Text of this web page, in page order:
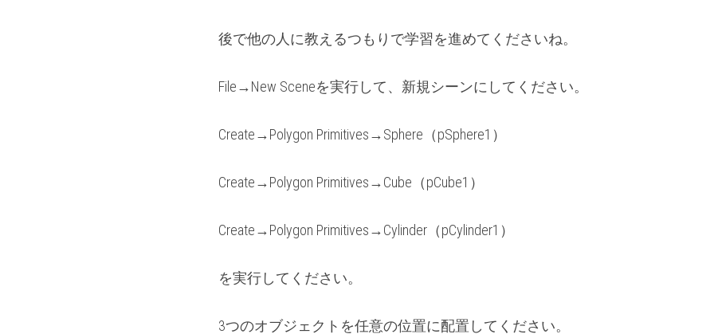
後で他の人に教えるつもりで学習を進めてくださいね。
File→New Sceneを実行して、新規シーンにしてください。
Create→Polygon Primitives→Sphere（pSphere1）
Create→Polygon Primitives→Cube（pCube1）
Create→Polygon Primitives→Cylinder（pCylinder1）
を実行してください。
3つのオブジェクトを任意の位置に配置してください。